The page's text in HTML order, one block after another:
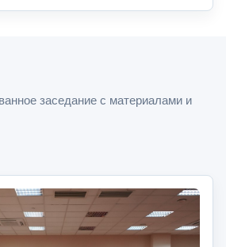
заседание с материалами и